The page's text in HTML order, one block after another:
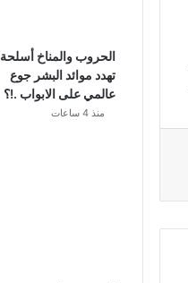
الحروب والمناخ أسلحة
تهدد موائد البشر جوع
عالمي على الابواب .!؟
منذ 4 ساعات